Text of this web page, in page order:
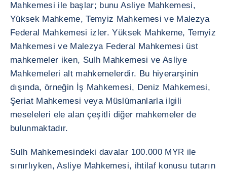
Mahkemesi ile başlar; bunu Asliye Mahkemesi,
Yüksek Mahkeme, Temyiz Mahkemesi ve Malezya
Federal Mahkemesi izler. Yüksek Mahkeme, Temyiz
Mahkemesi ve Malezya Federal Mahkemesi üst
mahkemeler iken, Sulh Mahkemesi ve Asliye
Mahkemeleri alt mahkemelerdir. Bu hiyerarşinin
dışında, örneğin İş Mahkemesi, Deniz Mahkemesi,
Şeriat Mahkemesi veya Müslümanlarla ilgili
meseleleri ele alan çeşitli diğer mahkemeler de
bulunmaktadır.
Sulh Mahkemesindeki davalar 100.000 MYR ile
sınırlıyken, Asliye Mahkemesi, ihtilaf konusu tutarın